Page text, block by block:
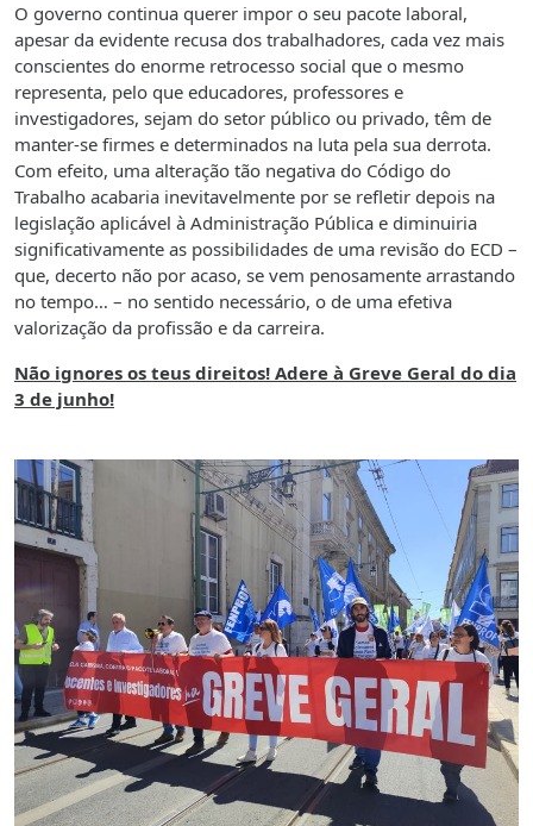
O governo continua querer impor o seu pacote laboral,
apesar da evidente recusa dos trabalhadores, cada vez mais
conscientes do enorme retrocesso social que o mesmo
representa, pelo que educadores, professores e
investigadores, sejam do setor público ou privado, têm de
manter-se firmes e determinados na luta pela sua derrota.
Com efeito, uma alteração tão negativa do Código do
Trabalho acabaria inevitavelmente por se refletir depois na
legislação aplicável à Administração Pública e diminuiria
significativamente as possibilidades de uma revisão do ECD –
que, decerto não por acaso, se vem penosamente arrastando
no tempo… – no sentido necessário, o de uma efetiva
valorização da profissão e da carreira.
Não ignores os teus direitos! Adere à Greve Geral do dia
3 de junho!